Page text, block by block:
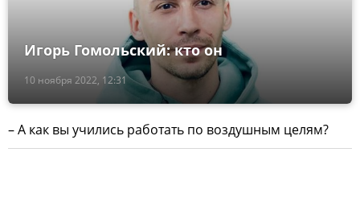
10 ноября 2022, 12:31
Игорь Гомольский: кто он
– А как вы учились работать по воздушным целям?